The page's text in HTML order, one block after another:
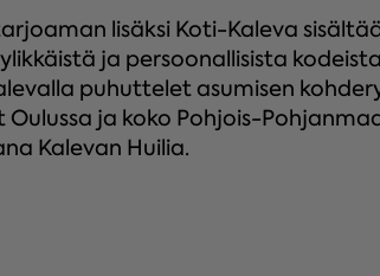
lisäksi Koti-Kaleva
ja persoonallisista
puhuttelet asumisen
ja koko Pohjois-
Kalevan Huilia.